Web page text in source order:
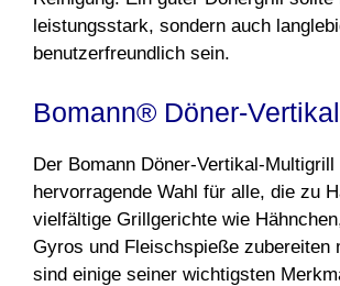
leistungsstark, sondern auch
benutzerfreundlich sein.
Bomann® Döner-
Der Bomann Döner-Vertikal-
hervorragende Wahl für alle, die zu
vielfältige Grillgerichte wie
Gyros und Fleischspieße zubereiten
sind einige seiner wichtigsten